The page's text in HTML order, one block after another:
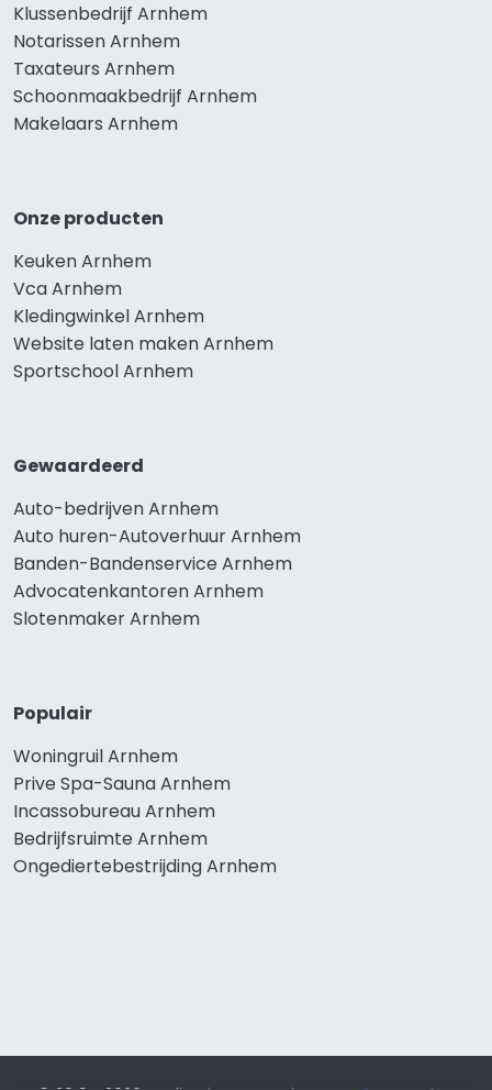
Klussenbedrijf Arnhem
Notarissen Arnhem
Taxateurs Arnhem
Schoonmaakbedrijf Arnhem
Makelaars Arnhem
Onze producten
Keuken Arnhem
Vca Arnhem
Kledingwinkel Arnhem
Website laten maken Arnhem
Sportschool Arnhem
Gewaardeerd
Auto-bedrijven Arnhem
Auto huren-Autoverhuur Arnhem
Banden-Bandenservice Arnhem
Advocatenkantoren Arnhem
Slotenmaker Arnhem
Populair
Woningruil Arnhem
Prive Spa-Sauna Arnhem
Incassobureau Arnhem
Bedrijfsruimte Arnhem
Ongediertebestrijding Arnhem